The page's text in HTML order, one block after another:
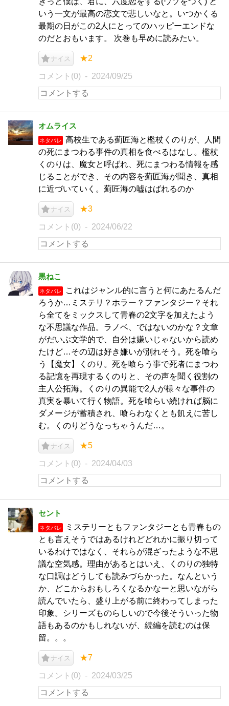
いう一文が最高の恋文で悲しいなと。いつかくる
最期の日がこの2人にとってのハッピーエンドな
のだとおもいます。 次巻も早めに読みたい。
ナイス ★2
コメント(0) 2024/09/25
オムライス
ネタバレ
高校生である薊匠海と檻杖くのりが、人間
の死にまつわる事件の真相を食べるはなし。檻杖
くのりは、魔女と呼ばれ、死にまつわる情報を感
じることができ、その内容を薊匠海が聞き、真相
に近づいていく。薊匠海の嘘はばれるのか
ナイス ★3
コメント(0) 2024/06/22
黒ねこ
ネタバレ
これはジャンル的に言うと何にあたるんだ
ろうか…ミステリ？ホラー？ファンタジー？それ
ら全てをミックスして青春の2文字を加えたよう
な不思議な作品。ラノベ、ではないのかな？文章
がだいぶ文学的で、自分は嫌いじゃないから読め
たけど…その辺は好き嫌いが別れそう。死を喰ら
う【魔女】くのり。死を喰らう事で死者にまつわ
る記憶を再現するくのりと、その声を聞く役割の
主人公拓海。くのりの異能で2人が様々な事件の
真実を暴いて行く物語。死を喰らい続ければ脳に
ダメージが蓄積され、喰らわなくとも飢えに苦し
む。くのりどうなっちゃうんだ…。
ナイス ★5
コメント(0) 2024/04/03
セント
ネタバレ
ミステリーともファンタジーとも青春もの
とも言えそうではあるけれどどれかに振り切って
いるわけではなく、それらが混ざったような不思
議な空気感。理由があるとはいえ、くのりの独特
な口調はどうしても読みづらかった。なんという
か、どこからおもしろくなるかなーと思いながら
読んでいたら、盛り上がる前に終わってしまった
印象。シリーズものらしいので今後そういった物
語もあるのかもしれないが、続編を読むのは保
留。。。
ナイス ★7
コメント(0) 2024/03/25